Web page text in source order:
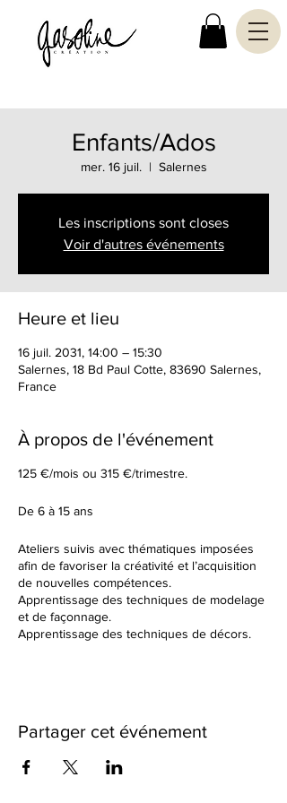
Enfants/Ados
mer. 16 juil.
  |
Salernes
Les inscriptions sont closes
Voir d'autres événements
Heure et lieu
16 juil. 2031, 14:00 – 15:30
Salernes, 18 Bd Paul Cotte, 83690 Salernes,
France
À propos de l'événement
125 €/mois ou 315 €/trimestre.
De 6 à 15 ans
Ateliers suivis avec thématiques imposées
afin de favoriser la créativité et l’acquisition
de nouvelles compétences.
Apprentissage des techniques de modelage
et de façonnage.
Apprentissage des techniques de décors.
différente à chaque fois. Nous observerons
cuissons et des différents travails de
Partager cet événement